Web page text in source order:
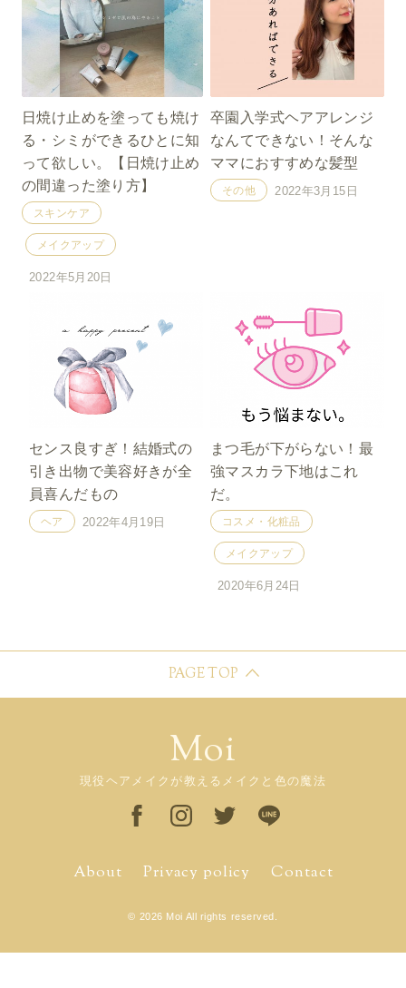
日焼け止めを塗っても焼け
る・シミができるひとに知
って欲しい。【日焼け止め
の間違った塗り方】
スキンケア
メイクアップ
2022年5月20日
卒園入学式ヘアアレンジ
なんてできない！そんな
ママにおすすめな髪型
その他 2022年3月15日
センス良すぎ！結婚式の
引き出物で美容好きが全
員喜んだもの
ヘア 2022年4月19日
まつ毛が下がらない！最
強マスカラ下地はこれ
だ。
コスメ・化粧品
メイクアップ
2020年6月24日
PAGE TOP
Moi
現役ヘアメイクが教えるメイクと色の魔法
About Privacy policy Contact
© 2026 Moi All rights reserved.